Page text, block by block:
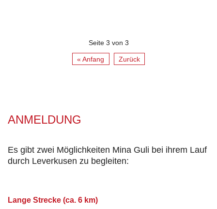
Seite 3 von 3
« Anfang Zurück
ANMELDUNG
Es gibt zwei Möglichkeiten Mina Guli bei ihrem Lauf
durch Leverkusen zu begleiten:
Lange Strecke (ca. 6 km)